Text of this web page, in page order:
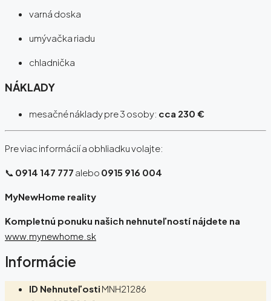
varná doska
umývačka riadu
chladnička
NÁKLADY
mesačné náklady pre 3 osoby: cca 230 €
Pre viac informácií a obhliadku volajte:
📞 0914 147 777 alebo 0915 916 004
MyNewHome reality
Kompletnú ponuku našich nehnuteľností nájdete na
www.mynewhome.sk
Informácie
ID Nehnuteľosti MNH21286